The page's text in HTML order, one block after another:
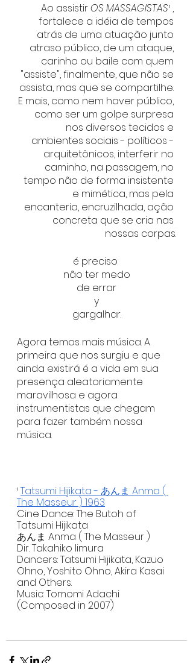
Ao assistir OS MASSAGISTAS¹ ,
fortalece a idéia de tempos
atrás de uma atuação junto
atraso público, de um ataque,
carinho ou baile com quem
"assiste", finalmente, que não se
assista, mas que se compartilhe.
E mais, como nem haver público,
como ser um golpe surpresa
nos diversos tecidos e
ambientes sociais - políticos -
arquitetônicos, interferir no
caminho, na passagem, no
tempo não de forma insistente
e mimética, mas pela
encanteria, encruzilhada, ação
concreta que se cria nas
nossas corpas.
é preciso
não ter medo
de errar
y
gargalhar.
Agora temos mais música. A
primeira que nos surgiu e que
ainda existirá é a vida em sua
presença aleatoriamente
maravilhosa e agora
instrumentistas que chegam
para fazer também nossa
música.
¹ Tatsumi Hijikata - あんま Anma (
The Masseur ) 1963
Cine Dance: The Butoh of
Tatsumi Hijikata
あんま Anma ( The Masseur )
Dir. Takahiko Iimura
Dancers: Tatsumi Hijikata, Kazuo
Ohno, Yoshito Ohno, Akira Kasai
and Others.
Music: Tomomi Adachi
(Composed in 2007)